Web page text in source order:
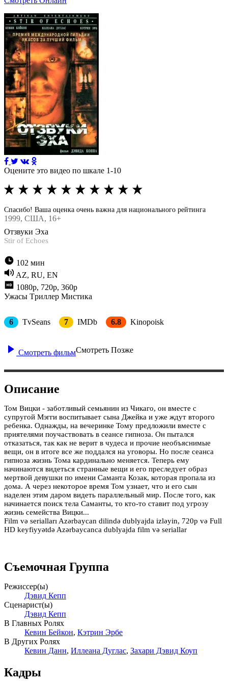
Оцените это видео по шкале 1-10
Спасибо! Ваша оценка очень важна для национального рейтинга
1999, США, 16+
Отзвуки Эха
Stir of Echoes
102 мин
AZ, RU, EN
1080p, 720p, 360p
Ужасы Tриллер Мистика
6 TvSeans 7 IMDb 6.8 Kinopoisk
Смотреть фильмСмотреть Позже
Описание
Том Вицки - заботливый семьянин из Чикаго, он вместе с
супругой Мэгги воспитывает сына Джейка и уже ждут второго
ребенка. Однажды, на вечеринке Тому предложили вместе с
приятелями поучаствовать в сеансе гипноза. Он пытался
отказаться, так как не верит в чудеса и прочие необъяснимые
вещи, он в итоге все же поддался на уговоры. Но после сеанса
гипноза жизнь Тома кардинально меняется. Теперь ему
начинаются видеться странные вещи и его преследует образ
мертвой девушки по имени Саманта Козак, которая пропала из
дома. А через некоторое время Том узнает, что и его сын
наделен этим даром видеть параллельный мир. После того, как
начинается поиск тела Саманты, то кто-то ставит под угрозу
жизнь семейства Вицки...
Film və serialları Azərbaycan dilində dublyajda izləyin, 720p və Full
HD keyfiyyətdə Azərbaycanca dublyajda film və seriallar
Съемочная Группа
Режиссер(ы)
Дэвид Кепп
Сценарист(ы)
Дэвид Кепп
В Главных Ролях
Кевин Бейкон, Кэтрин Эрбе
В Других Ролях
Кевин Данн, Иллеана Дуглас, Захари Дэвид Коуп
Кадры